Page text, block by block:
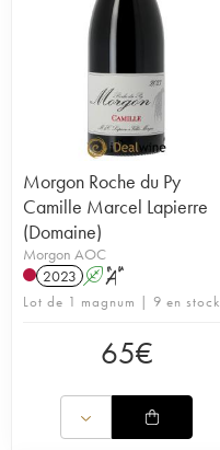
Morgon Roche du Py
Camille Marcel Lapierre
(Domaine)
Morgon AOC
2023 A S
Lot de 1 magnum | 9 en stock
65€